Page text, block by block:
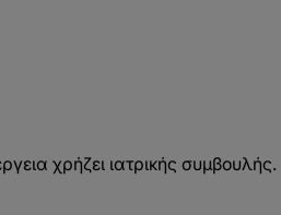
χρήζει ιατρικής συμβουλής.